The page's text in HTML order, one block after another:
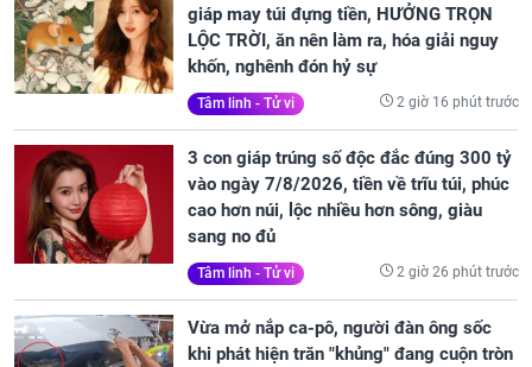
giáp may túi đựng tiền, HƯỞNG TRỌN
LỘC TRỜI, ăn nên làm ra, hóa giải nguy
khốn, nghênh đón hỷ sự
Tâm linh - Tử vi 2 giờ 16 phút trước
3 con giáp trúng số độc đắc đúng 300 tỷ
vào ngày 7/8/2026, tiền về trĩu túi, phúc
cao hơn núi, lộc nhiều hơn sông, giàu
sang no đủ
Tâm linh - Tử vi 2 giờ 26 phút trước
Vừa mở nắp ca-pô, người đàn ông sốc
khi phát hiện trăn "khủng" đang cuộn tròn